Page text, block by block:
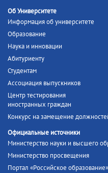
Об Университете
Информация об университете
Образование
Наука и инновации
Абитуриенту
Студентам
Ассоциация выпускников
Центр тестирования
иностранных граждан
Конкурс на замещение
Официальные источники
Министерство науки и высшего
Министерство просвещения
Портал «Российское образование»